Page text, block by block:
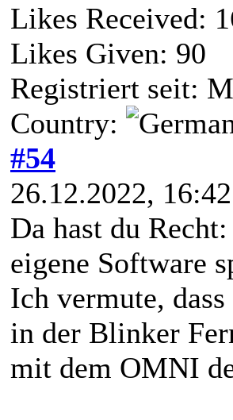
Likes Received:
Likes Given: 90
Registriert seit:
Country:
#54
26.12.2022, 16:42
Da hast du
eigene Software
Ich vermute,
in der Blinker
mit dem OMNI